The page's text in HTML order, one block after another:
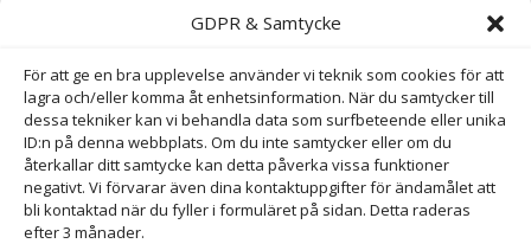
GDPR & Samtycke
För att ge en bra upplevelse använder vi teknik som cookies för att
lagra och/eller komma åt enhetsinformation. När du samtycker till
dessa tekniker kan vi behandla data som surfbeteende eller unika
ID:n på denna webbplats. Om du inte samtycker eller om du
återkallar ditt samtycke kan detta påverka vissa funktioner
negativt. Vi förvarar även dina kontaktuppgifter för ändamålet att
bli kontaktad när du fyller i formuläret på sidan. Detta raderas
efter 3 månader.
Totalrenovering
Plattsättning
Snabblänkar